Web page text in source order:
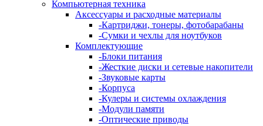
Компьютерная техника
Аксессуары и расходные материалы
-Картриджи, тонеры, фотобарабаны
-Сумки и чехлы для ноутбуков
Комплектующие
-Блоки питания
-Жесткие диски и сетевые накопители
-Звуковые карты
-Корпуса
-Кулеры и системы охлаждения
-Модули памяти
-Оптические приводы